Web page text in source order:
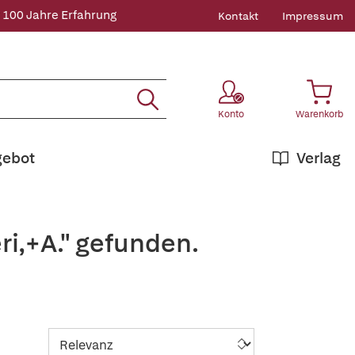
100 Jahre Erfahrung Kontakt Impressum
Konto Warenkorb
Verlag
gefunden.